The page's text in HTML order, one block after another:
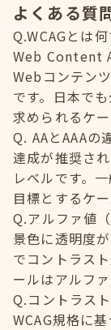
よくある質
Q.WCAGとは
Web Content
Webコンテン
です。日本で
求められるケー
Q. AAとAAAの
達成が推奨さ
レベルです。
目標とするケ
Q.アルファ値
景色に透明度
でコントラス
ールはアルフ
Q.コントラス
WCAG規格に